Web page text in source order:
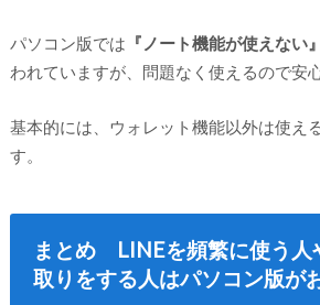
パソコン版では 『ノート機能が使えない』
われていますが、問題なく使えるので安
基本的には、ウォレット機能以外は使え
す。
まとめ LINEを頻繁に使う人
取りをする人はパソコン版が